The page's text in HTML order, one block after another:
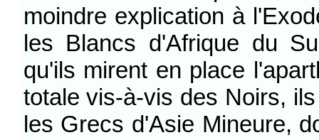
moindre explication à
les Blancs d'Afrique du
qu'ils mirent en place
totale vis-à-vis des Noirs,
les Grecs d'Asie Mineure,